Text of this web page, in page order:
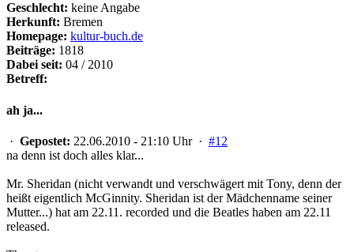
Geschlecht: keine Angabe
Herkunft: Bremen
Homepage: kultur-buch.de
Beiträge: 1818
Dabei seit: 04 / 2010
Betreff:
ah ja...
· Gepostet: 22.06.2010 - 21:10 Uhr · #12
na denn ist doch alles klar...
Mr. Sheridan (nicht verwandt und verschwägert mit Tony, denn der
heißt eigentlich McGinnity. Sheridan ist der Mädchenname seiner
Mutter...) hat am 22.11. recorded und die Beatles haben am 22.11
released.